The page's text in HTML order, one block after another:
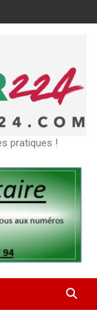
pratiques !